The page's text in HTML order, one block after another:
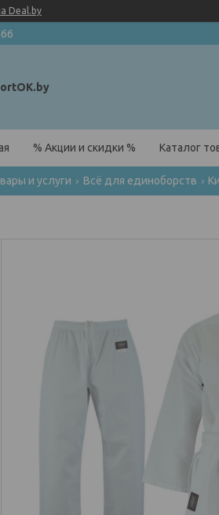
Deal.by
% Акции и скидки % Каталог
и услуги Всё для единоборств